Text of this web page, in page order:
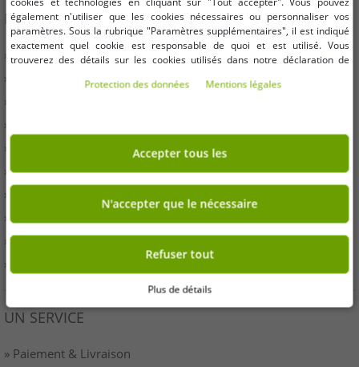
INFORMATION
» Entreprises
» Vos avantages
» Produits originaux et récompenses Outlet46
» Presse
» Droit de rétractation
» Conditions
» Imprimer
» Élimination de la batterie
» protection des données
» Paramètres des cookies
UN SERVICE
» Paiement & Livraison
également n'utiliser que les cookies nécessaires ou personnaliser vos
paramètres. Sous la rubrique "Paramètres supplémentaires", il est indiqué
exactement quel cookie est responsable de quoi et est utilisé. Vous
trouverez des détails sur les cookies utilisés dans notre déclaration de
consentement à tout moment. Les coordonnées se trouvent dans les
Protection des données Mentions légales
Accepter tous les
N'accepter que le nécessaire
Refuser tout
Plus de détails